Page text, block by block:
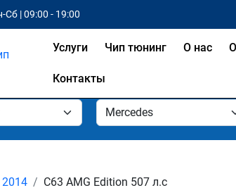
Сб | 09:00 - 19:00
Услуги Чип тюнинг О нас
Контакты
2014 C63 AMG Edition 507 л.с